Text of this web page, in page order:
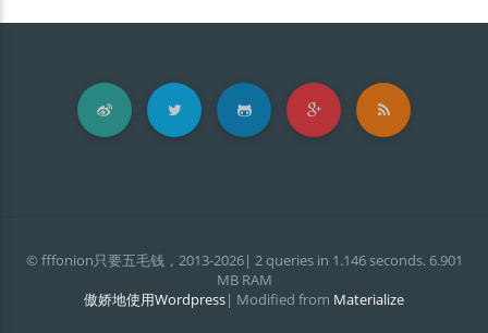
© fffonion只要五毛钱，2013-2026| 2 queries in 1.146 seconds. 6.901
MB RAM
傲娇地使用Wordpress| Modified from Materialize